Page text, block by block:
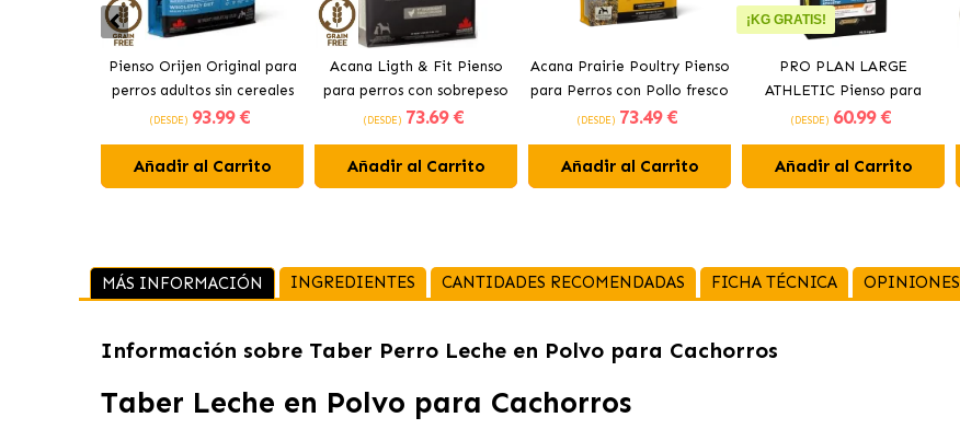
Pienso Orijen Original para
perros adultos sin cereales
de pollo
(DESDE) 93.99 €
Añadir al Carrito
Acana Ligth & Fit Pienso
para perros con sobrepeso
con pollo fresco
(DESDE) 73.69 €
Añadir al Carrito
Acana Prairie Poultry Pienso
para Perros con Pollo fresco
(DESDE) 73.49 €
Añadir al Carrito
¡KG GRATIS!
PRO PLAN LARGE
ATHLETIC Pienso para
perros con pollo
(DESDE) 60.99 €
Añadir al Carrito
MÁS INFORMACIÓN INGREDIENTES CANTIDADES RECOMENDADAS FICHA TÉCNICA OPINIONES
Información sobre Taber Perro Leche en Polvo para Cachorros
Taber Leche en Polvo para Cachorros